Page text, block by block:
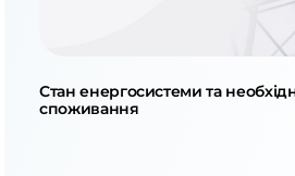
Стан енергосистеми та
споживання